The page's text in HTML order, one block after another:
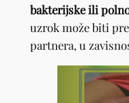
bakterijske ili
uzrok može biti
partnera, u